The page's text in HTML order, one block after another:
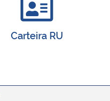
Carteira RU